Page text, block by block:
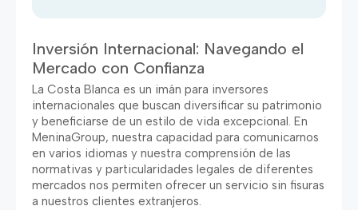
Inversión Internacional: Navegando el
Mercado con Confianza
La Costa Blanca es un imán para inversores
internacionales que buscan diversificar su patrimonio
y beneficiarse de un estilo de vida excepcional. En
MeninaGroup, nuestra capacidad para comunicarnos
en varios idiomas y nuestra comprensión de las
normativas y particularidades legales de diferentes
mercados nos permiten ofrecer un servicio sin fisuras
a nuestros clientes extranjeros.